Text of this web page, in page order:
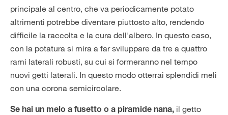
principale al centro, che va periodicamente potato
altrimenti potrebbe diventare piuttosto alto, rendendo
difficile la raccolta e la cura dell'albero. In questo caso,
con la potatura si mira a far sviluppare da tre a quattro
rami laterali robusti, su cui si formeranno nel tempo
nuovi getti laterali. In questo modo otterrai splendidi meli
con una corona semicircolare.
Se hai un melo a fusetto o a piramide nana, il getto